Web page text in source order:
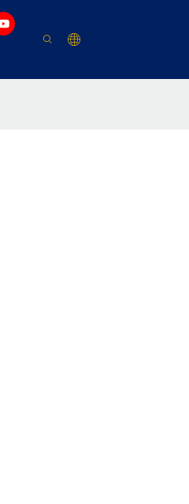
Giải Pháp